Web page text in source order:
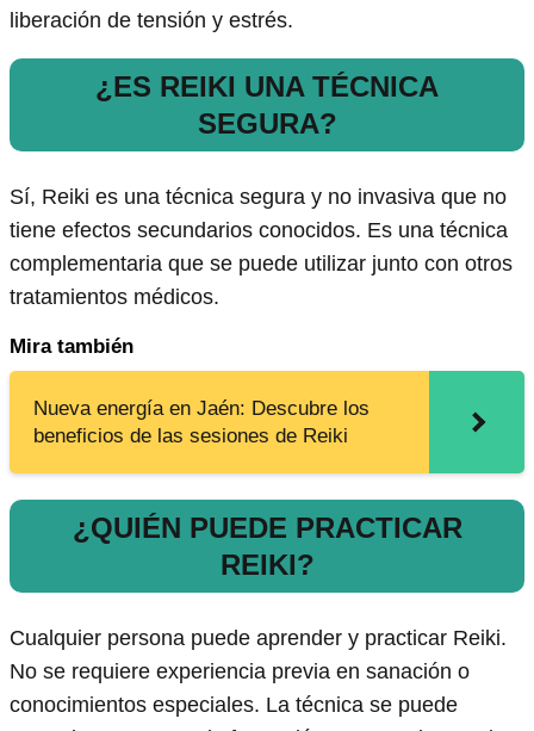
liberación de tensión y estrés.
¿ES REIKI UNA TÉCNICA
SEGURA?
Sí, Reiki es una técnica segura y no invasiva que no
tiene efectos secundarios conocidos. Es una técnica
complementaria que se puede utilizar junto con otros
tratamientos médicos.
Mira también
Nueva energía en Jaén: Descubre los
beneficios de las sesiones de Reiki
¿QUIÉN PUEDE PRACTICAR
REIKI?
Cualquier persona puede aprender y practicar Reiki.
No se requiere experiencia previa en sanación o
conocimientos especiales. La técnica se puede